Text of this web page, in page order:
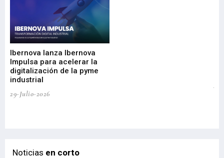
Ibernova lanza Ibernova
Impulsa para acelerar la
digitalización de la pyme
industrial
29-Julio-2026
Noticias en corto